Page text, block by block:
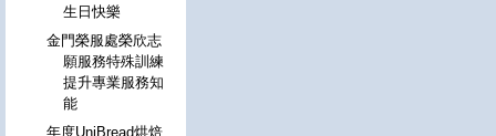
生日快樂
金門榮服處榮欣志
願服務特殊訓練
提升專業服務知
能
年度UniBread烘焙